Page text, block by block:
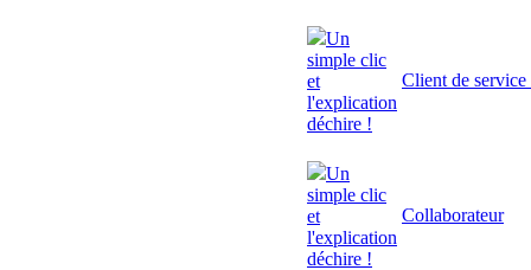
Un
simple clic
et
l'explication
déchire !
Client de
Un
simple clic
et
l'explication
déchire !
Collaborateur